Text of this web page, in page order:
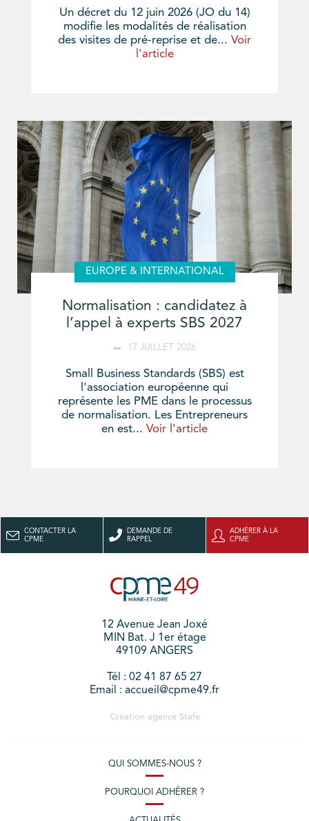
Un décret du 12 juin 2026 (JO du 14)
modifie les modalités de réalisation
des visites de pré-reprise et de... Voir
l'article
EUROPE & INTERNATIONAL
Normalisation : candidatez à
l’appel à experts SBS 2027
17 JUILLET 2026
Small Business Standards (SBS) est
l'association européenne qui
représente les PME dans le processus
de normalisation. Les Entrepreneurs
en est... Voir l'article
CONTACTER LA
CPME
DEMANDE DE
RAPPEL
ADHÉRER À LA
CPME
12 Avenue Jean Joxé
MIN Bat. J 1er étage
49109 ANGERS
Tél : 02 41 87 65 27
Email : accueil@cpme49.fr
Création agence Stafe
QUI SOMMES-NOUS ?
POURQUOI ADHÉRER ?